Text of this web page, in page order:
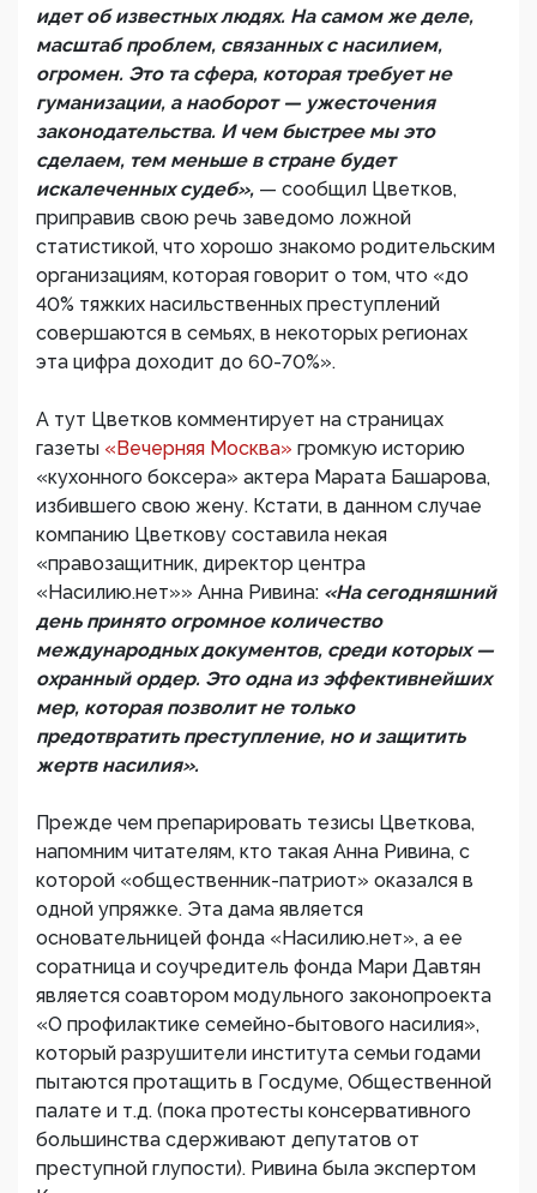
идет об известных людях. На самом же деле,
масштаб проблем, связанных с насилием,
огромен. Это та сфера, которая требует не
гуманизации, а наоборот — ужесточения
законодательства. И чем быстрее мы это
сделаем, тем меньше в стране будет
искалеченных судеб», — сообщил Цветков,
приправив свою речь заведомо ложной
статистикой, что хорошо знакомо родительским
организациям, которая говорит о том, что «до
40% тяжких насильственных преступлений
совершаются в семьях, в некоторых регионах
эта цифра доходит до 60-70%».
А тут Цветков комментирует на страницах
газеты «Вечерняя Москва» громкую историю
«кухонного боксера» актера Марата Башарова,
избившего свою жену. Кстати, в данном случае
компанию Цветкову составила некая
«правозащитник, директор центра
«Насилию.нет»» Анна Ривина: «На сегодняшний
день принято огромное количество
международных документов, среди которых —
охранный ордер. Это одна из эффективнейших
мер, которая позволит не только
предотвратить преступление, но и защитить
жертв насилия».
Прежде чем препарировать тезисы Цветкова,
напомним читателям, кто такая Анна Ривина, с
которой «общественник-патриот» оказался в
одной упряжке. Эта дама является
основательницей фонда «Насилию.нет», а ее
соратница и соучредитель фонда Мари Давтян
является соавтором модульного законопроекта
«О профилактике семейно-бытового насилия»,
который разрушители института семьи годами
пытаются протащить в Госдуме, Общественной
палате и т.д. (пока протесты консервативного
большинства сдерживают депутатов от
преступной глупости). Ривина была экспертом